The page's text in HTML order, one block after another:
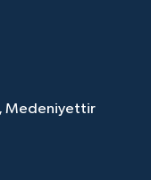
Medeniyettir